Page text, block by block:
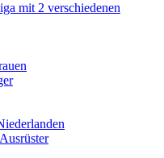
mit 2 verschiedenen